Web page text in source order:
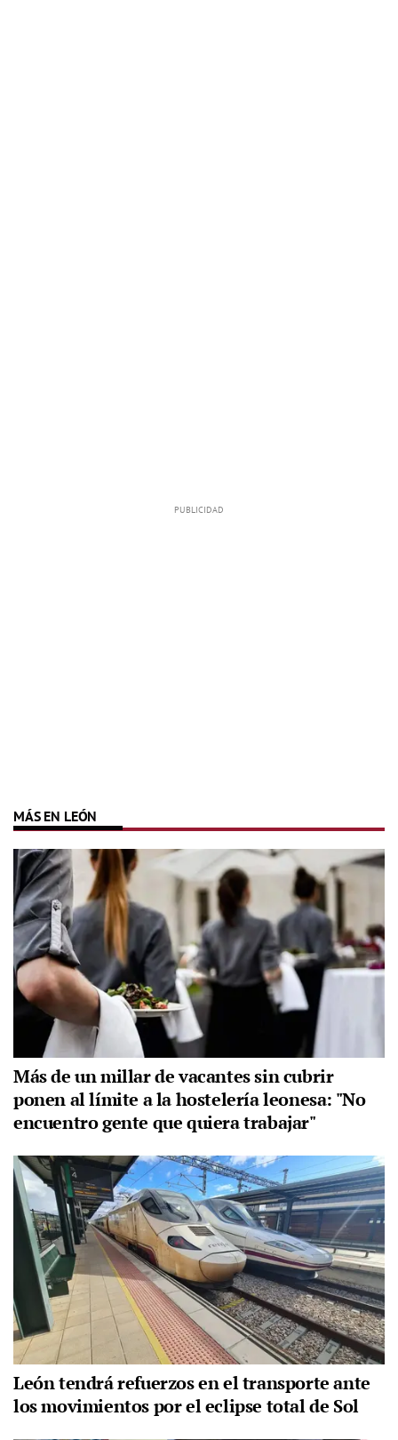
MÁS EN LEÓN
Más de un millar de vacantes sin cubrir
ponen al límite a la hostelería leonesa: "No
encuentro gente que quiera trabajar"
León tendrá refuerzos en el transporte ante
los movimientos por el eclipse total de Sol